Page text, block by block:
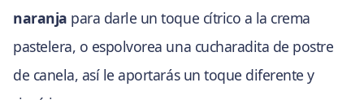
naranja para darle un toque cítrico a la crema
pastelera, o espolvorea una cucharadita de postre
de canela, así le aportarás un toque diferente y